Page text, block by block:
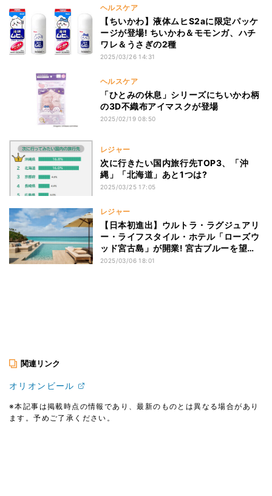
ヘルスケア
【ちいかわ】液体ムヒS2aに限定パッケ
ージが登場! ちいかわ＆モモンガ、ハチ
ワレ＆うさぎの2種
2025/03/26 14:31
ヘルスケア
「ひとみの休息」シリーズにちいかわ柄
の3D不織布アイマスクが登場
2025/02/19 08:50
レジャー
次に行きたい国内旅行先TOP3、「沖
縄」「北海道」あと1つは?
2025/03/25 17:05
レジャー
【日本初進出】ウルトラ・ラグジュアリ
ー・ライフスタイル・ホテル「ローズウ
ッド宮古島」が開業! 宮古ブルーを望む
客室、海と一体化したようなインフィニ
2025/03/06 18:01
関連リンク
オリオンビール
※本記事は掲載時点の情報であり、最新のものとは異なる場合があり
ます。予めご了承ください。